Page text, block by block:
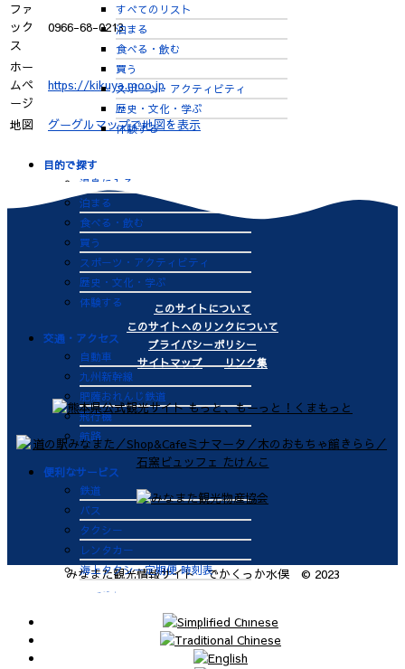
すべてのリスト
泊まる
食べる・飲む
買う
スポーツ・アクティビティ
歴史・文化・学ぶ
体験する
目的で探す
温泉に入る
泊まる
食べる・飲む
買う
スポーツ・アクティビティ
歴史・文化・学ぶ
体験する
交通・アクセス
自動車
九州新幹線
肥薩おれんじ鉄道
飛行機
航路
便利なサービス
鉄道
バス
タクシー
レンタカー
海上タクシー定期便 時刻表
ビジターバース（水俣港百間浮桟
ファ
ック
ス
0966-68-0213
ホー
ムペ
ージ
https://kikuya.moo.jp
地図 グーグルマップで地図を表示
このサイトについて
このサイトへのリンクについて
プライバシーポリシー
サイトマップ
リンク集
みなまた観光情報サイト でかくっか水俣 © 2023